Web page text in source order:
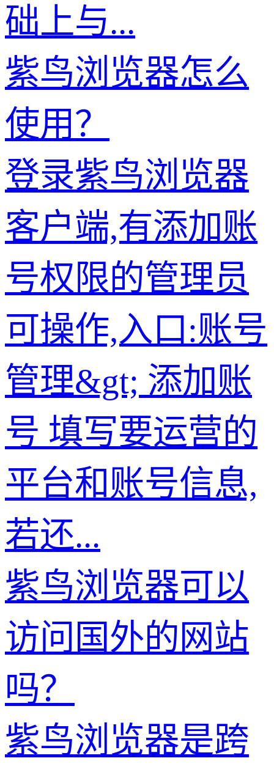
础上与...
紫鸟浏览器怎么
使用？
登录紫鸟浏览器
客户端,有添加账
号权限的管理员
可操作,入口:账号
管理&gt; 添加账
号 填写要运营的
平台和账号信息,
若还...
紫鸟浏览器可以
访问国外的网站
吗？
紫鸟浏览器是跨